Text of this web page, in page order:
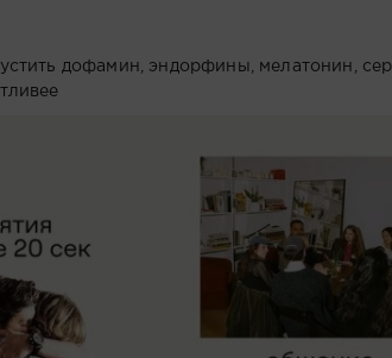
дофамин, эндорфины, мелатонин,